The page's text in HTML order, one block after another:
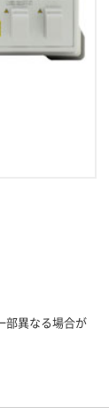
部異なる場合が